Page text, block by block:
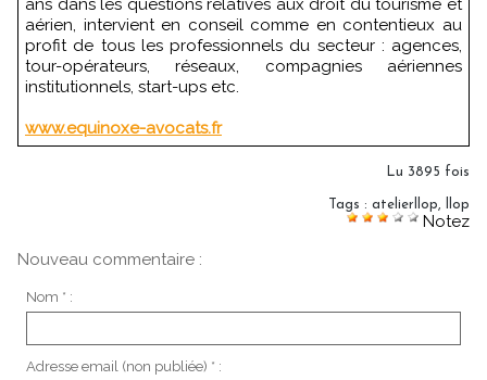
ans dans les questions relatives aux droit du tourisme et
aérien, intervient en conseil comme en contentieux au
profit de tous les professionnels du secteur : agences,
tour-opérateurs, réseaux, compagnies aériennes
institutionnels, start-ups etc.
www.equinoxe-avocats.fr
Lu 3895 fois
Tags : atelierllop, llop
Notez
Nouveau commentaire :
Nom * :
Adresse email (non publiée) * :